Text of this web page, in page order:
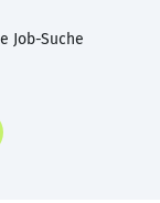
Job-Suche